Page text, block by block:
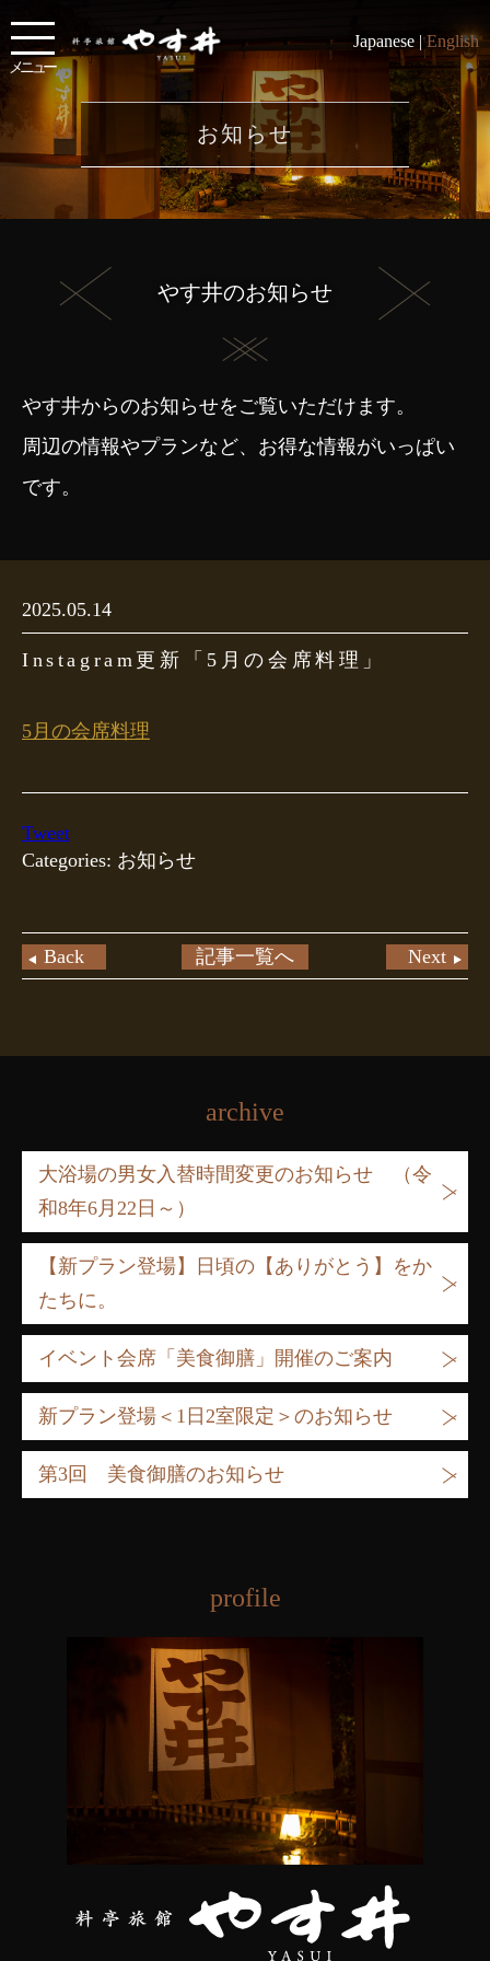
メニュー
Japanese |English
お知らせ
やす井のお知らせ
やす井からのお知らせをご覧いただけます。
周辺の情報やプランなど、お得な情報がいっぱい
です。
2025.05.14
Instagram更新「5月の会席料理」
5月の会席料理
Tweet
Categories: お知らせ
記事一覧へ
Back Next
profile
archive
大浴場の男女入替時間変更のお知らせ （令
和8年6月22日～）
【新プラン登場】日頃の【ありがとう】をか
たちに。
イベント会席「美食御膳」開催のご案内
新プラン登場＜1日2室限定＞のお知らせ
第3回 美食御膳のお知らせ